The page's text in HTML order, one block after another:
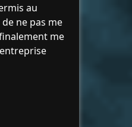
au
ne pas me
me